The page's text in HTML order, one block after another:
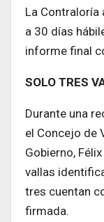
La Contraloría
a 30 días
informe final
SOLO TRES
Durante una
el Concejo de
Gobierno,
vallas
tres cuentan
firmada.